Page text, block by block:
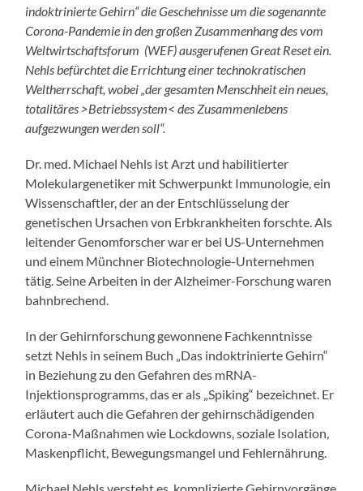
indoktrinierte Gehirn“ die Geschehnisse um die sogenannte
Corona-Pandemie in den großen Zusammenhang des vom
Weltwirtschaftsforum (WEF) ausgerufenen Great Reset ein.
Nehls befürchtet die Errichtung einer technokratischen
Weltherrschaft, wobei „der gesamten Menschheit ein neues,
totalitäres >Betriebssystem< des Zusammenlebens
aufgezwungen werden soll“.
Dr. med. Michael Nehls ist Arzt und habilitierter
Molekulargenetiker mit Schwerpunkt Immunologie, ein
Wissenschaftler, der an der Entschlüsselung der
genetischen Ursachen von Erbkrankheiten forschte. Als
leitender Genomforscher war er bei US-Unternehmen
und einem Münchner Biotechnologie-Unternehmen
tätig. Seine Arbeiten in der Alzheimer-Forschung waren
bahnbrechend.
In der Gehirnforschung gewonnene Fachkenntnisse
setzt Nehls in seinem Buch „Das indoktrinierte Gehirn“
in Beziehung zu den Gefahren des mRNA-
Injektionsprogramms, das er als „Spiking“ bezeichnet. Er
erläutert auch die Gefahren der gehirnschädigenden
Corona-Maßnahmen wie Lockdowns, soziale Isolation,
Maskenpflicht, Bewegungsmangel und Fehlernährung.
Michael Nehls versteht es, komplizierte Gehirnvorgänge